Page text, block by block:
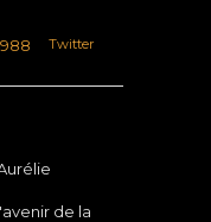
Twitter
de la